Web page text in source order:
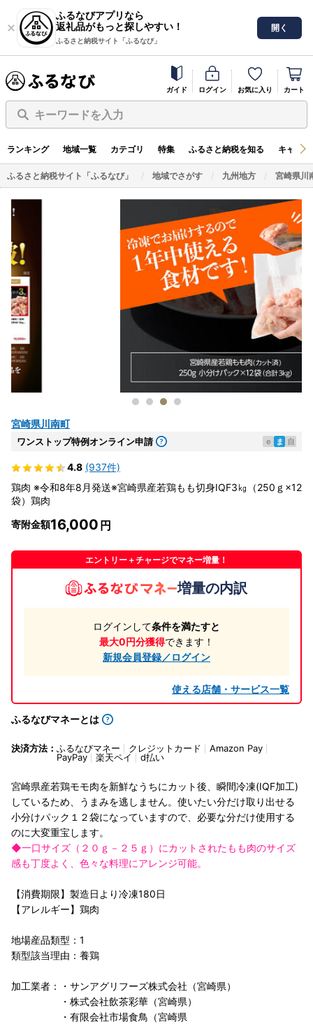
ふるなびアプリなら
返礼品がもっと探しやすい！
ふるさと納税サイト「ふるなび」
開く
ガイド ログイン お気に入り カート
キーワードを入力
ランキング 地域一覧 カテゴリ 特集 ふるさと納税を知る キャン
ふるさと納税サイト「ふるなび」 地域でさがす 九州地方 宮崎県川
宮崎県川南町
ワンストップ特例オンライン申請 e ま 自
4.8 (937件)
鶏肉 ※令和8年8月発送※宮崎県産若鶏もも切身IQF3㎏（250ｇ×12
袋）鶏肉
寄附金額16,000
エントリー＋チャージでマネー増量！
増量の内訳
ログインして条件を満たすと
最大0円分獲得できます！
新規会員登録／ログイン
使える店舗・サービス一覧
ふるなびマネーとは
決済方法： ふるなびマネー クレジットカード
Amazon Pay
PayPay
楽天ペイ d払い
宮崎県産若鶏モモ肉を新鮮なうちにカット後、瞬間冷凍(IQF加工)
しているため、うまみを逃しません。使いたい分だけ取り出せる
小分けパック１２袋になっていますので、必要な分だけ使用する
のに大変重宝します。
◆一口サイズ（２０ｇ－２５ｇ）にカットされたもも肉のサイズ
感も丁度よく、色々な料理にアレンジ可能。
【消費期限】製造日より冷凍180日
【アレルギー】鶏肉
地場産品類型：1
類型該当理由：養鶏
加工業者：・サンアグリフーズ株式会社（宮崎県）
・株式会社飲茶彩華（宮崎県）
・有限会社市場食鳥（宮崎県